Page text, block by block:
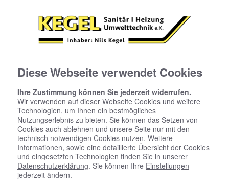
Diese Webseite verwendet Cookies
Ihre Zustimmung können Sie jederzeit widerrufen.
Wir verwenden auf dieser Webseite Cookies und weitere
Technologien, um Ihnen ein bestmögliches
Nutzungserlebnis zu bieten. Sie können das Setzen von
Cookies auch ablehnen und unsere Seite nur mit den
technisch notwendigen Cookies nutzen. Weitere
Informationen, sowie eine detaillierte Übersicht der Cookies
und eingesetzten Technologien finden Sie in unserer
Datenschutzerklärung. Sie können Ihre Einstellungen
jederzeit ändern.